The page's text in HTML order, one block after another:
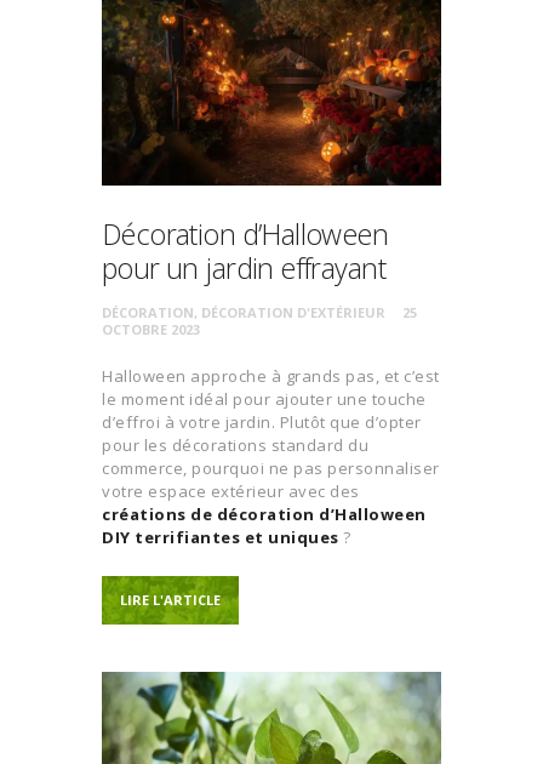
Décoration d’Halloween
pour un jardin effrayant
DÉCORATION, DÉCORATION D'EXTÉRIEUR
25
OCTOBRE 2023
Halloween approche à grands pas, et c’est
le moment idéal pour ajouter une touche
d’effroi à votre jardin. Plutôt que d’opter
pour les décorations standard du
commerce, pourquoi ne pas personnaliser
votre espace extérieur avec des
créations de décoration d’Halloween
DIY terrifiantes et uniques ?
LIRE L'ARTICLE